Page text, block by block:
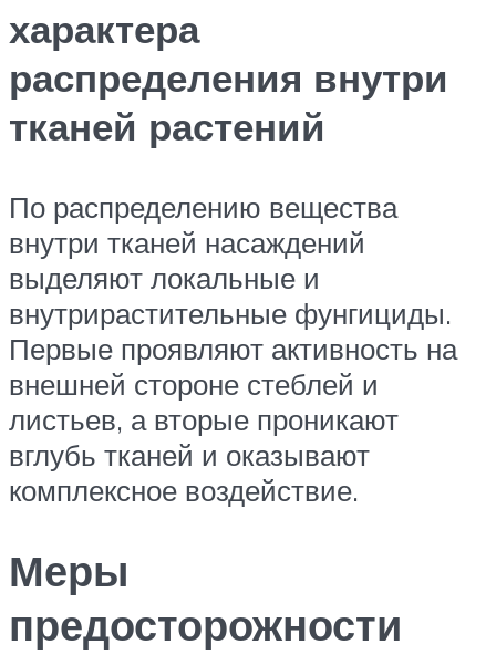
характера
распределения внутри
тканей растений
По распределению вещества
внутри тканей насаждений
выделяют локальные и
внутрирастительные фунгициды.
Первые проявляют активность на
внешней стороне стеблей и
листьев, а вторые проникают
вглубь тканей и оказывают
комплексное воздействие.
Меры
предосторожности